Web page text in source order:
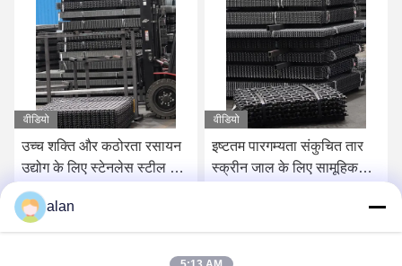
वीडियो
उच्च शक्ति और कठोरता रसायन
उद्योग के लिए स्टेनलेस स्टील बुना
तार स्क्रीन
सबसे अच्छी कीमत पाएं
वीडियो
इष्टतम पारगम्यता संकुचित तार
स्क्रीन जाल के लिए सामूहिक
alan